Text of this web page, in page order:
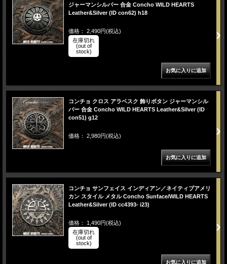
ジャーマンシルバー 合金 Concho WILD HEARTS
Leather&Silver (ID con62) h18
価格： 2,490円(税込)
在庫切れ
(out of
stock)
コンチョ クロス アラベスク 飾りボタン ジャーマンシル
バー 合金 Concho WILD HEARTS Leather&Silver (ID
con51) g12
価格： 2,980円(税込)
コンチョ サンフェイス インディアン／ネイティブアメリ
カン スタイル メタル Concho Sunface/WILD HEARTS
Leather&Silver (ID cc4393- i23)
価格： 1,490円(税込)
在庫切れ
(out of
stock)